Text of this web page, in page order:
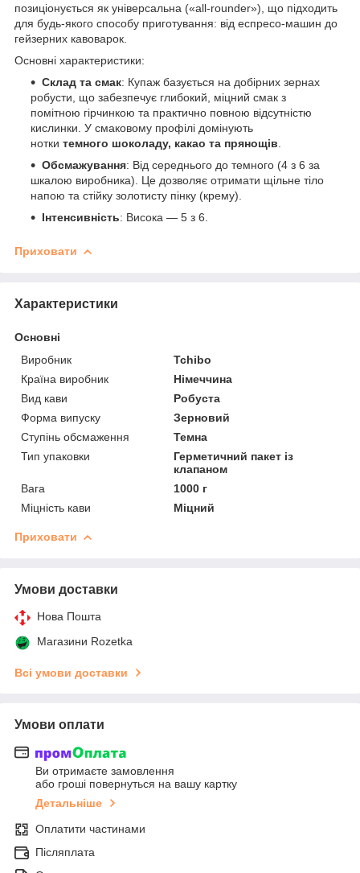
позиціонується як універсальна («all-rounder»), що підходить
для будь-якого способу приготування: від еспресо-машин до
гейзерних кавоварок.
Основні характеристики:
Склад та смак: Купаж базується на добірних зернах
робусти, що забезпечує глибокий, міцний смак з
помітною гірчинкою та практично повною відсутністю
кислинки. У смаковому профілі домінують
нотки темного шоколаду, какао та прянощів
Обсмажування: Від середнього до темного (4 з 6 за
шкалою виробника). Це дозволяє отримати щільне тіло
напою та стійку золотисту пінку (крему).
Інтенсивність: Висока — 5 з 6.
Приховати
Характеристики
Основні
Виробник
Tchibo
Країна виробник
Німеччина
Вид кави
Робуста
Форма випуску
Зерновий
Ступінь обсмаження
Темна
Тип упаковки
Герметичний пакет із
клапаном
Вага
1000 г
Міцність кави
Міцний
Приховати
Умови доставки
Нова Пошта
Магазини Rozetka
Всі умови доставки
Умови оплати
Ви отримаєте замовлення
або гроші повернуться на вашу картку
Детальніше
Оплатити частинами
Післяплата